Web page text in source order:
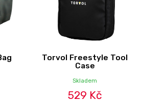
Torvol Freestyle Tool
Case
Skladem
529 Kč